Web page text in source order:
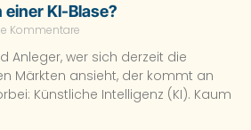
KI-Blase?
Kommentare
Anleger, wer sich derzeit die
Märkten ansieht, der kommt an
Künstliche Intelligenz (KI). Kaum